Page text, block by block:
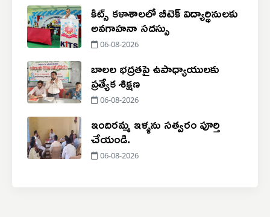
కిట్స్ కళాశాలలో బీటెక్ విద్యార్థినులకు
అవగాహనా సదస్సు
06-08-2026
బాలల భద్రతపై ఉపాధ్యాయులకు
ప్రత్యేక శిక్షణ
06-08-2026
ఇందిరమ్మ ఇళ్ళను సత్వరం పూర్తి
చేయండి.
06-08-2026